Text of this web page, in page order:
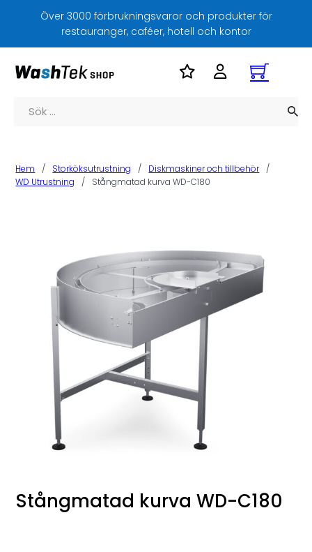
Över 3000 förbrukningsvaror och produkter för
restauranger, caféer, hotell och kontor
Sök
Hem / Storköksutrustning / Diskmaskiner och tillbehör
/
WD Utrustning
/ Stångmatad kurva WD-C180
Stångmatad kurva WD-C180